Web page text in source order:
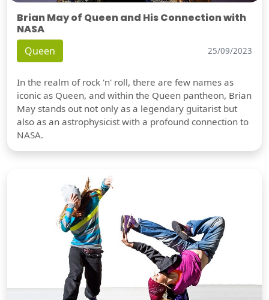
Brian May of Queen and His Connection with
NASA
Queen 25/09/2023
In the realm of rock 'n' roll, there are few names as
iconic as Queen, and within the Queen pantheon, Brian
May stands out not only as a legendary guitarist but
also as an astrophysicist with a profound connection to
NASA.